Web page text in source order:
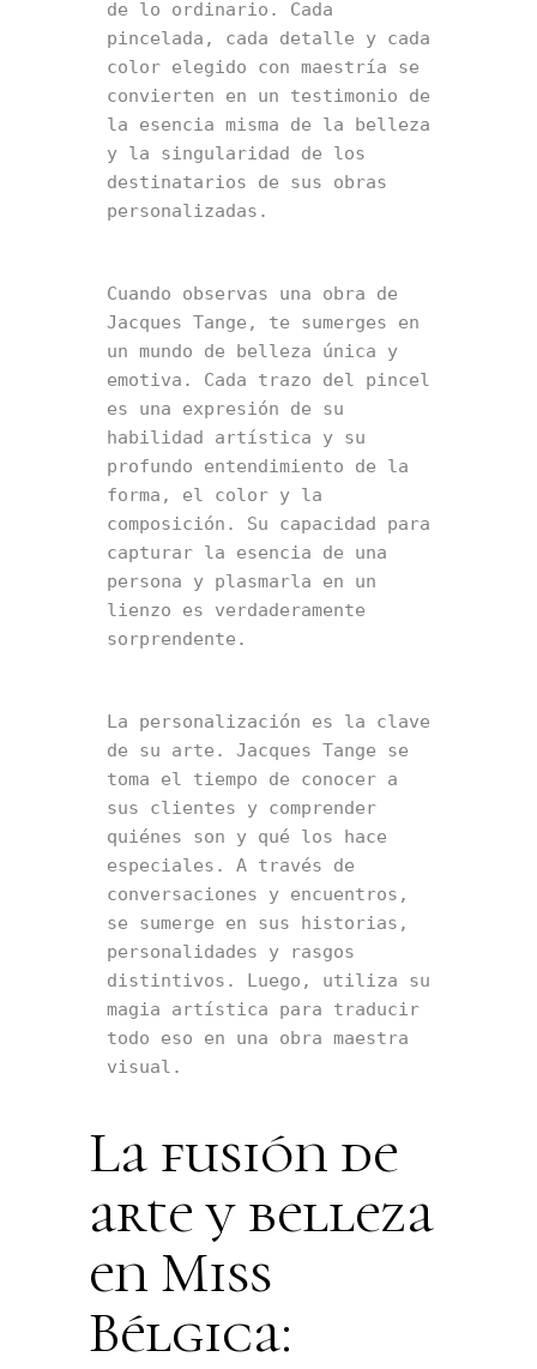
de lo ordinario. Cada
pincelada, cada detalle y cada
color elegido con maestría se
convierten en un testimonio de
la esencia misma de la belleza
y la singularidad de los
destinatarios de sus obras
personalizadas.
Cuando observas una obra de
Jacques Tange, te sumerges en
un mundo de belleza única y
emotiva. Cada trazo del pincel
es una expresión de su
habilidad artística y su
profundo entendimiento de la
forma, el color y la
composición. Su capacidad para
capturar la esencia de una
persona y plasmarla en un
lienzo es verdaderamente
sorprendente.
La personalización es la clave
de su arte. Jacques Tange se
toma el tiempo de conocer a
sus clientes y comprender
quiénes son y qué los hace
especiales. A través de
conversaciones y encuentros,
se sumerge en sus historias,
personalidades y rasgos
distintivos. Luego, utiliza su
magia artística para traducir
todo eso en una obra maestra
visual.
La fusión de
arte y belleza
en Miss
Bélgica: